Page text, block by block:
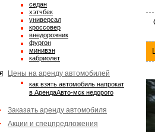
седан
хэтчбек
универсал
кроссовер
внедорожник
фургон
минивэн
кабриолет
Цены на аренду автомобилей
Как взять автомобиль напрокат
в АрендаАвто-мск недорого
Заказать аренду автомобиля
Акции и спецпредложения